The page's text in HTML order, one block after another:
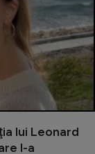
lui Leonard
l-a